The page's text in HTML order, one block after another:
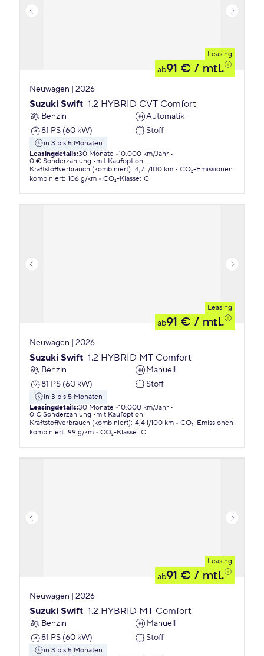
Leasing
ab91 € / mtl.
Neuwagen | 2026
Suzuki Swift 1.2 HYBRID CVT Comfort
Benzin
Automatik
81 PS (60 kW)
Stoff
in 3 bis 5 Monaten
Leasingdetails:30 Monate 10.000 km/Jahr
0 € Sonderzahlung
mit Kaufoption
Kraftstoffverbrauch (kombiniert): 4,7 l/100 km
CO₂-Emissionen
kombiniert: 106 g/km CO₂-Klasse: C
Leasing
ab91 € / mtl.
Neuwagen | 2026
Suzuki Swift 1.2 HYBRID MT Comfort
Benzin
Manuell
81 PS (60 kW)
Stoff
in 3 bis 5 Monaten
Leasingdetails:30 Monate 10.000 km/Jahr
0 € Sonderzahlung
mit Kaufoption
Kraftstoffverbrauch (kombiniert): 4,4 l/100 km
CO₂-Emissionen
kombiniert: 99 g/km CO₂-Klasse: C
Leasing
ab91 € / mtl.
Neuwagen | 2026
Suzuki Swift 1.2 HYBRID MT Comfort
Benzin
Manuell
81 PS (60 kW)
Stoff
in 3 bis 5 Monaten